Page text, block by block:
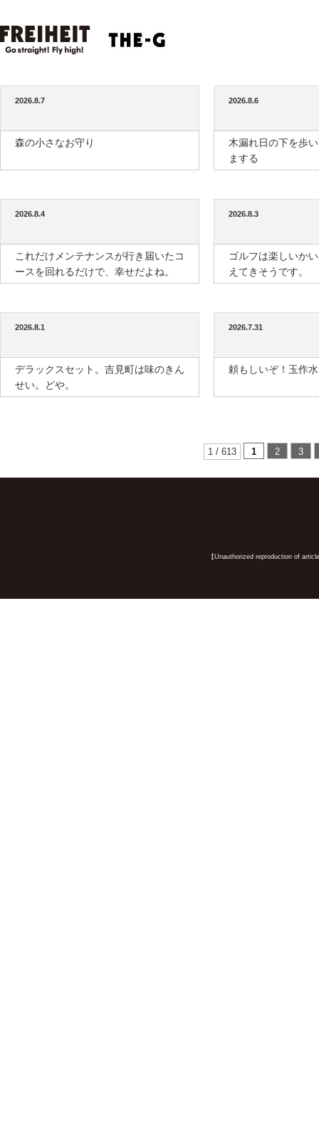
2026.8.7
森の小さなお守り
2026.8.6
木漏れ日の下を歩
まする
2026.8.4
これだけメンテナンスが行き届いたコ
ースを回れるだけで、幸せだよね。
2026.8.3
ゴルフは楽しいか
えてきそうです。
2026.8.1
デラックスセット。吉見町は味のきん
せい。どや。
2026.7.31
頼もしいぞ！玉作
1 / 613 1 2 3
【Unauthorized reproduction of